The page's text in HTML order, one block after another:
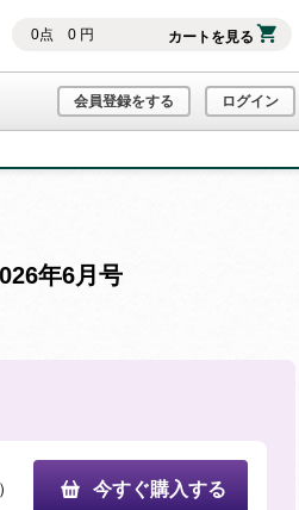
0点 0円 カートを見る
会員登録をする ログイン
年6月号
今すぐ購入する